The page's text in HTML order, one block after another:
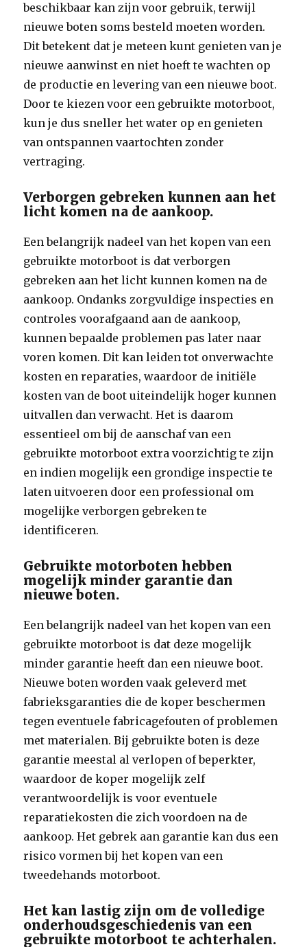
beschikbaar kan zijn voor gebruik, terwijl
nieuwe boten soms besteld moeten worden.
Dit betekent dat je meteen kunt genieten van je
nieuwe aanwinst en niet hoeft te wachten op
de productie en levering van een nieuwe boot.
Door te kiezen voor een gebruikte motorboot,
kun je dus sneller het water op en genieten
van ontspannen vaartochten zonder
vertraging.
Verborgen gebreken kunnen aan het
licht komen na de aankoop.
Een belangrijk nadeel van het kopen van een
gebruikte motorboot is dat verborgen
gebreken aan het licht kunnen komen na de
aankoop. Ondanks zorgvuldige inspecties en
controles voorafgaand aan de aankoop,
kunnen bepaalde problemen pas later naar
voren komen. Dit kan leiden tot onverwachte
kosten en reparaties, waardoor de initiële
kosten van de boot uiteindelijk hoger kunnen
uitvallen dan verwacht. Het is daarom
essentieel om bij de aanschaf van een
gebruikte motorboot extra voorzichtig te zijn
en indien mogelijk een grondige inspectie te
laten uitvoeren door een professional om
mogelijke verborgen gebreken te
identificeren.
Gebruikte motorboten hebben
mogelijk minder garantie dan
nieuwe boten.
Een belangrijk nadeel van het kopen van een
gebruikte motorboot is dat deze mogelijk
minder garantie heeft dan een nieuwe boot.
Nieuwe boten worden vaak geleverd met
fabrieksgaranties die de koper beschermen
tegen eventuele fabricagefouten of problemen
met materialen. Bij gebruikte boten is deze
garantie meestal al verlopen of beperkter,
waardoor de koper mogelijk zelf
verantwoordelijk is voor eventuele
reparatiekosten die zich voordoen na de
aankoop. Het gebrek aan garantie kan dus een
risico vormen bij het kopen van een
tweedehands motorboot.
Het kan lastig zijn om de volledige
onderhoudsgeschiedenis van een
gebruikte motorboot te achterhalen.